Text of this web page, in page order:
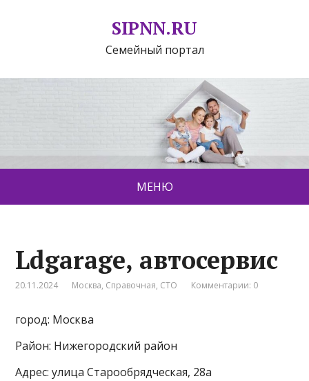
SIPNN.RU
Семейный портал
МЕНЮ
Ldgarage, автосервис
20.11.2024 Москва, Справочная, СТО Комментарии: 0
город: Москва
Район: Нижегородский район
Адрес: улица Старообрядческая, 28а